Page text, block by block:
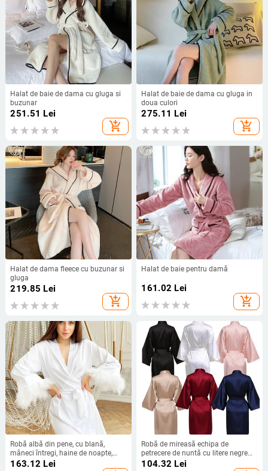
Halat de baie de dama cu gluga si
buzunar
251.51 Lei
add_shopping_cart
Halat de baie de dama cu gluga in
doua culori
275.11 Lei
add_shopping_cart
Halat de dama fleece cu buzunar si
gluga
219.85 Lei
add_shopping_cart
Halat de baie pentru damă
161.02 Lei
add_shopping_cart
Robă albă din pene, cu blană,
mâneci întregi, haine de noapte,
halate din satin, pentru femei,
163.12 Lei
Robă de mireasă echipa de
petrecere de nuntă cu litere negre
kimono pijamale din satin halat de
104.32 Lei